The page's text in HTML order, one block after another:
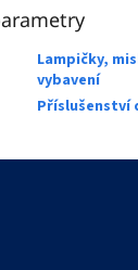
Lampičky,
vybavení
Příslušenství